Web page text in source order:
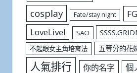
cosplay Fate/stay night
LoveLive! SAO
不起眼女主角培育法 五等分的花
人氣排行 你的名字 個